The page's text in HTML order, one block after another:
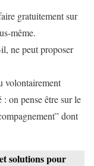
gratuitement sur
même.
ne peut proposer
volontairement
on pense être sur le
dont
solutions pour